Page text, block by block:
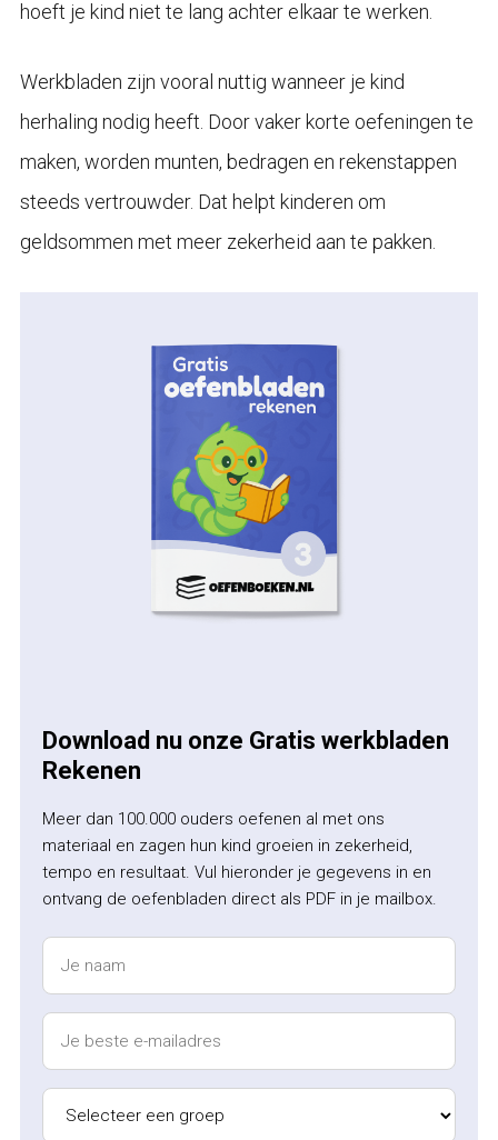
hoeft je kind niet te lang achter elkaar te werken.
Werkbladen zijn vooral nuttig wanneer je kind
herhaling nodig heeft. Door vaker korte oefeningen te
maken, worden munten, bedragen en rekenstappen
steeds vertrouwder. Dat helpt kinderen om
geldsommen met meer zekerheid aan te pakken.
Download nu onze Gratis werkbladen
Rekenen
Meer dan 100.000 ouders oefenen al met ons
materiaal en zagen hun kind groeien in zekerheid,
tempo en resultaat. Vul hieronder je gegevens in en
ontvang de oefenbladen direct als PDF in je mailbox.